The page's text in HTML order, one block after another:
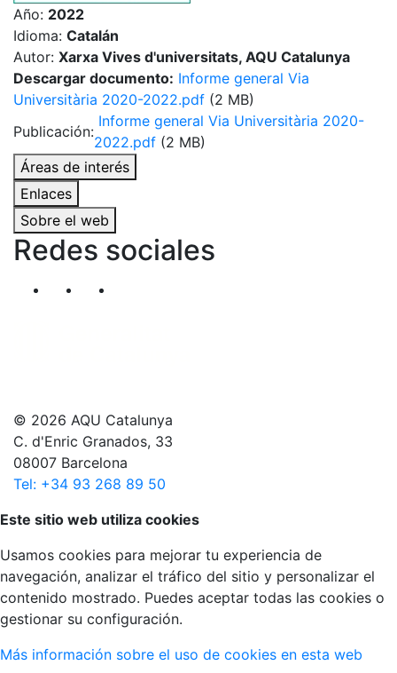
Año: 2022
Idioma: Catalán
Autor: Xarxa Vives d'universitats, AQU Catalunya
Descargar documento: Informe general Via
Universitària 2020-2022.pdf (2 MB)
Publicación:
Informe general Via Universitària 2020-
2022.pdf (2 MB)
Áreas de interés
Enlaces
Sobre el web
Redes sociales
Segueix-nos al nostre canal de Twitter
© 2026 AQU Catalunya
C. d'Enric Granados, 33
08007 Barcelona
Tel: +34 93 268 89 50
Volver arriba
Este sitio web utiliza cookies
Usamos cookies para mejorar tu experiencia de
navegación, analizar el tráfico del sitio y personalizar el
contenido mostrado. Puedes aceptar todas las cookies o
gestionar su configuración.
Más información sobre el uso de cookies en esta web